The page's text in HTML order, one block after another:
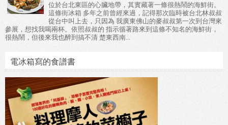
位於台北東區的心臟地帶，其實藏著一條很熱鬧的海鮮街。
這條街冰箱 多年之前曾經來過，記得那次臨時被台北林叔叔
從台中叫上去，只因為 我廣東佛山的麥叔叔第一次到台灣來
參展，想找我喝兩杯。依照叔叔的 指示循著路來到這條不知名的海鮮街，
很熱鬧，但後來我也醉到搞不清 楚東西南...
電冰箱寫的食譜書